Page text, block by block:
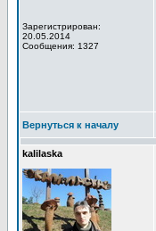
Зарегистрирован:
20.05.2014
Сообщения: 1327
Вернуться к началу
kalilaska